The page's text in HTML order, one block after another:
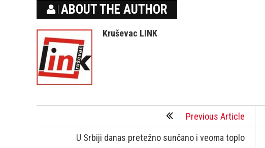
ABOUT THE AUTHOR
Kruševac LINK
Previous Article
U Srbiji danas pretežno sunčano i veoma toplo